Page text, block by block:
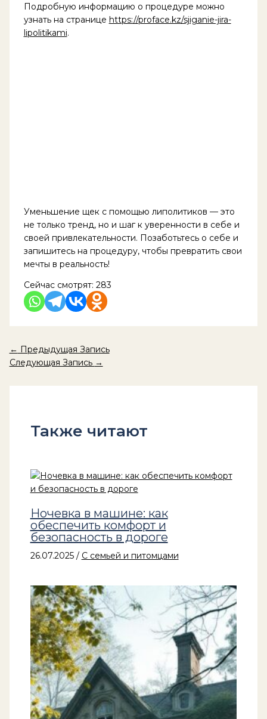
Подробную информацию о процедуре можно
узнать на странице https://proface.kz/sjiganie-jira-
lipolitikami.
Уменьшение щек с помощью липолитиков — это
не только тренд, но и шаг к уверенности в себе и
своей привлекательности. Позаботьтесь о себе и
запишитесь на процедуру, чтобы превратить свои
мечты в реальность!
Сейчас смотрят: 283
← Предыдущая Запись
Следующая Запись →
Также читают
Ночевка в машине: как
обеспечить комфорт и
безопасность в дороге
26.07.2025 / С семьей и питомцами